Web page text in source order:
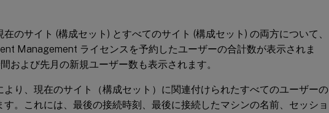
在のサイト (構成セット) とすべてのサイト (構成セット) の両方について、
Management ライセンスを予約したユーザーの合計数が表示されま
および先月の新規ユーザー数も表示されます。
より、現在のサイト（構成セット）に関連付けられたすべてのユーザーの
。これには、最後の接続時刻、最後に接続したマシンの名前、セッショ